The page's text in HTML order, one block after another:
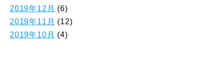
2019年12月 (6)
2019年11月 (12)
2019年10月 (4)